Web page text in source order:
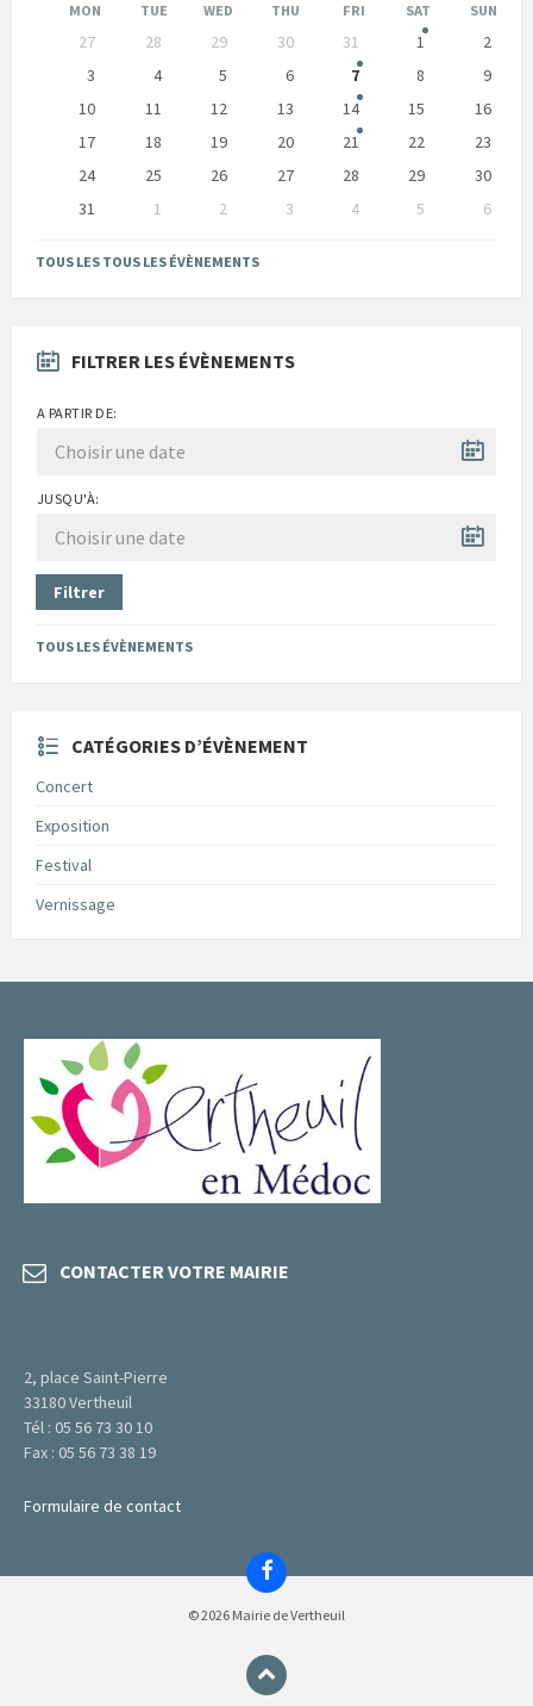
précédent
MON TUE WED THU FRI SAT SUN
calendar
27 28 29 30 31 1
2
3
4 5 6 7 8
9
10
11 12 13 14 15
16
17
18 19 20 21 22
23
24
25 26 27 28 29
30
31
1 2 3 4 5
6
to
calendar
TOUS LES TOUS LES ÉVÈNEMENTS
FILTRER LES ÉVÈNEMENTS
A PARTIR DE:
JUSQU'À:
Filtrer
TOUS LES ÉVÈNEMENTS
CATÉGORIES D’ÉVÈNEMENT
Concert
Exposition
Festival
Vernissage
CONTACTER VOTRE MAIRIE
2, place Saint-Pierre
33180 Vertheuil
Tél : 05 56 73 30 10
Fax : 05 56 73 38 19
Formulaire de contact
Facebook
© 2026 Mairie de Vertheuil